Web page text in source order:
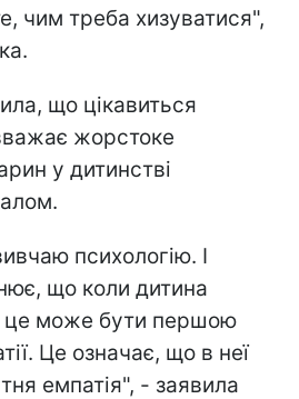
чим треба хизуватися",
що цікавиться
жорстоке
у дитинстві
психологію. І
що коли дитина
це може бути першою
Це означає, що в неї
емпатія", - заявила